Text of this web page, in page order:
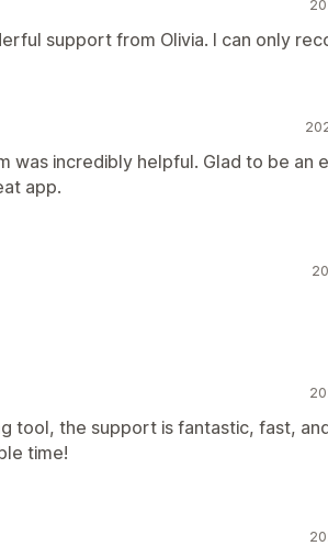
support from Olivia. I can only
was incredibly helpful. Glad to be an
app.
tool, the support is fantastic, fast,
time!